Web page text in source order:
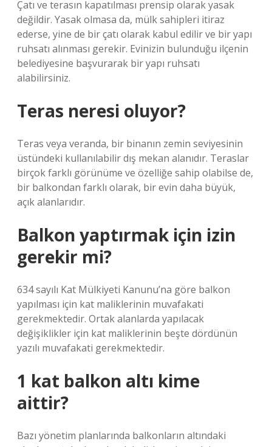
Çatı ve terasın kapatılması prensip olarak yasak
değildir. Yasak olmasa da, mülk sahipleri itiraz
ederse, yine de bir çatı olarak kabul edilir ve bir yapı
ruhsatı alınması gerekir. Evinizin bulunduğu ilçenin
belediyesine başvurarak bir yapı ruhsatı
alabilirsiniz.
Teras neresi oluyor?
Teras veya veranda, bir binanın zemin seviyesinin
üstündeki kullanılabilir dış mekan alanıdır. Teraslar
birçok farklı görünüme ve özelliğe sahip olabilse de,
bir balkondan farklı olarak, bir evin daha büyük,
açık alanlarıdır.
Balkon yaptırmak için izin
gerekir mi?
634 sayılı Kat Mülkiyeti Kanunu’na göre balkon
yapılması için kat maliklerinin muvafakati
gerekmektedir. Ortak alanlarda yapılacak
değişiklikler için kat maliklerinin beşte dördünün
yazılı muvafakati gerekmektedir.
1 kat balkon altı kime
aittir?
Bazı yönetim planlarında balkonların altındaki